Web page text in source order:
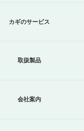
カギのサービス
取扱製品
会社案内